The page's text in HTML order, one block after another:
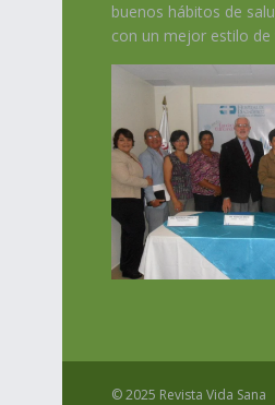
buenos hábitos de
con un mejor estilo de
© 2025 Revista Vida Sana